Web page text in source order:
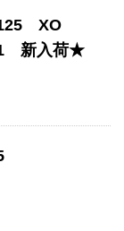
XO
新入荷★